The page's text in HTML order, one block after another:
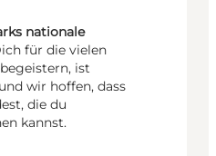
nationale
für die vielen
ist
wir hoffen, dass
die du
kannst.